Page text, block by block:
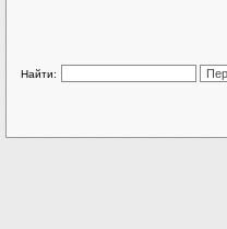
Найти: